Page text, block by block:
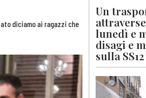
diciamo ai ragazzi che
Un
lunedì e
disagi e
sulla SS12